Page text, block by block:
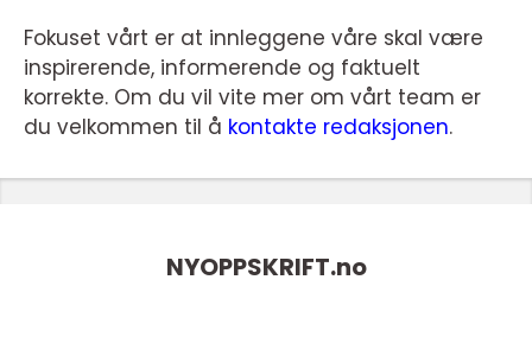
Fokuset vårt er at innleggene våre skal være
inspirerende, informerende og faktuelt
korrekte. Om du vil vite mer om vårt team er
du velkommen til å kontakte redaksjonen.
NYOPPSKRIFT.no